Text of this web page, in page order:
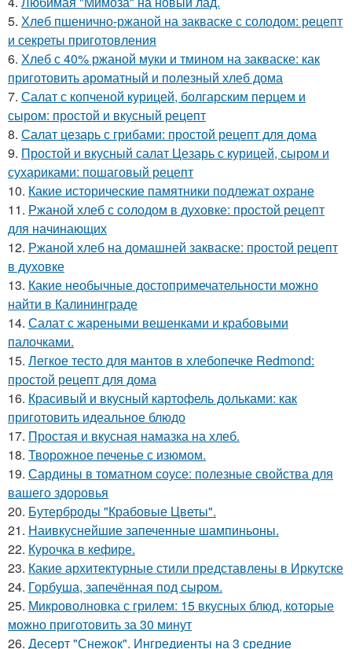
5. Хлеб пшенично-ржаной на закваске с солодом: рецепт
и секреты приготовления
6. Хлеб с 40% ржаной муки и тмином на закваске: как
приготовить ароматный и полезный хлеб дома
7. Салат с копченой курицей, болгарским перцем и
сыром: простой и вкусный рецепт
8. Салат цезарь с грибами: простой рецепт для дома
9. Простой и вкусный салат Цезарь с курицей, сыром и
сухариками: пошаговый рецепт
10. Какие исторические памятники подлежат охране
11. Ржаной хлеб с солодом в духовке: простой рецепт
для начинающих
12. Ржаной хлеб на домашней закваске: простой рецепт
в духовке
13. Какие необычные достопримечательности можно
найти в Калининграде
14. Салат с жареными вешенками и крабовыми
палочками.
15. Легкое тесто для мантов в хлебопечке Redmond:
простой рецепт для дома
16. Красивый и вкусный картофель дольками: как
приготовить идеальное блюдо
17. Простая и вкусная намазка на хлеб.
18. Творожное печенье с изюмом.
19. Сардины в томатном соусе: полезные свойства для
вашего здоровья
20. Бутерброды "Крабовые Цветы".
21. Наивкуснейшие запеченные шампиньоны.
22. Курочка в кефире.
23. Какие архитектурные стили представлены в Иркутске
24. Горбуша, запечённая под сыром.
25. Микроволновка с грилем: 15 вкусных блюд, которые
можно приготовить за 30 минут
26. Десерт "Снежок". Ингредиенты на 3 средние